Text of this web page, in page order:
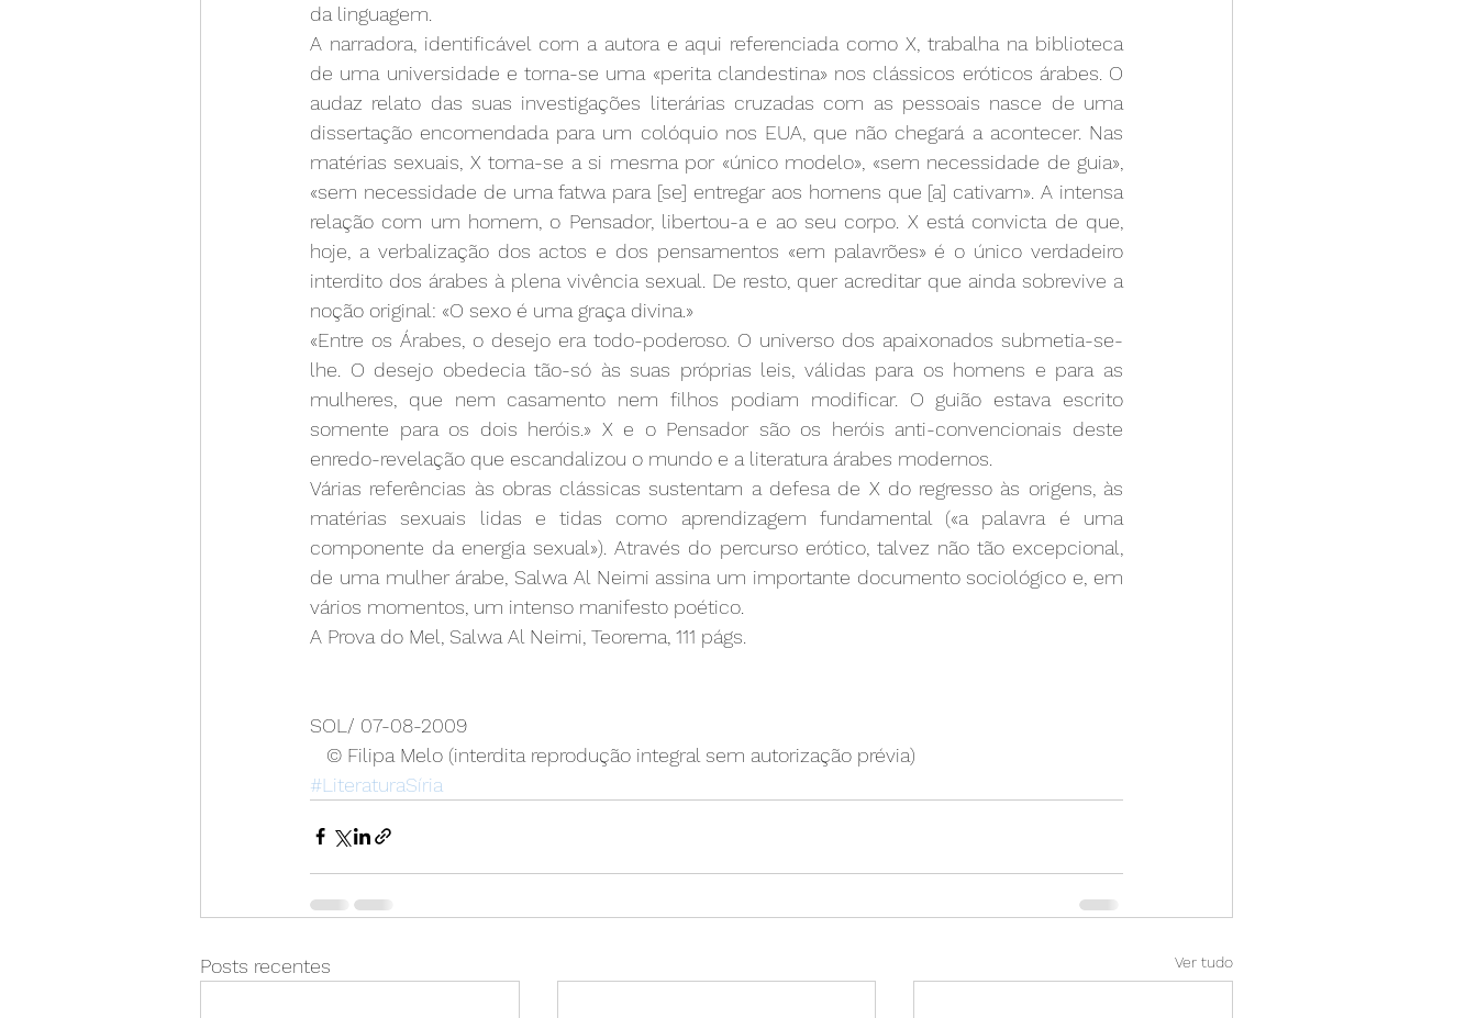
da linguagem.
A narradora, identificável com a autora e aqui referenciada como X, trabalha na biblioteca
de uma universidade e torna-se uma «perita clandestina» nos clássicos eróticos árabes. O
audaz relato das suas investigações literárias cruzadas com as pessoais nasce de uma
dissertação encomendada para um colóquio nos EUA, que não chegará a acontecer. Nas
matérias sexuais, X toma-se a si mesma por «único modelo», «sem necessidade de guia»,
«sem necessidade de uma fatwa para [se] entregar aos homens que [a] cativam». A intensa
relação com um homem, o Pensador, libertou-a e ao seu corpo. X está convicta de que,
hoje, a verbalização dos actos e dos pensamentos «em palavrões» é o único verdadeiro
interdito dos árabes à plena vivência sexual. De resto, quer acreditar que ainda sobrevive a
noção original: «O sexo é uma graça divina.»
«Entre os Árabes, o desejo era todo-poderoso. O universo dos apaixonados submetia-se-
lhe. O desejo obedecia tão-só às suas próprias leis, válidas para os homens e para as
mulheres, que nem casamento nem filhos podiam modificar. O guião estava escrito
somente para os dois heróis.» X e o Pensador são os heróis anti-convencionais deste
enredo-revelação que escandalizou o mundo e a literatura árabes modernos.
Várias referências às obras clássicas sustentam a defesa de X do regresso às origens, às
matérias sexuais lidas e tidas como aprendizagem fundamental («a palavra é uma
componente da energia sexual»). Através do percurso erótico, talvez não tão excepcional,
de uma mulher árabe, Salwa Al Neimi assina um importante documento sociológico e, em
vários momentos, um intenso manifesto poético.
A Prova do Mel, Salwa Al Neimi, Teorema, 111 págs.
SOL/ 07-08-2009
   © Filipa Melo (interdita reprodução integral sem autorização prévia)
#LiteraturaSíria
Posts recentes Ver tudo